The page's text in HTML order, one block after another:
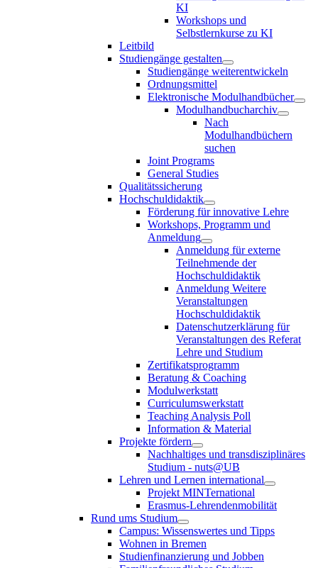
KI
Workshops und
Selbstlernkurse zu KI
Leitbild
Studiengänge gestalten
Studiengänge weiterentwickeln
Ordnungsmittel
Elektronische Modulhandbücher
Modulhandbucharchiv
Nach
Modulhandbüchern
suchen
Joint Programs
General Studies
Qualitätssicherung
Hochschuldidaktik
Förderung für innovative Lehre
Workshops, Programm und
Anmeldung
Anmeldung für externe
Teilnehmende der
Hochschuldidaktik
Anmeldung Weitere
Veranstaltungen
Hochschuldidaktik
Datenschutzerklärung für
Veranstaltungen des Referat
Lehre und Studium
Zertifikatsprogramm
Beratung & Coaching
Modulwerkstatt
Curriculumswerkstatt
Teaching Analysis Poll
Information & Material
Projekte fördern
Nachhaltiges und transdisziplinäres
Studium - nuts@UB
Lehren und Lernen international
Projekt MINTernational
Erasmus-Lehrendenmobilität
Rund ums Studium
Campus: Wissenswertes und Tipps
Wohnen in Bremen
Studienfinanzierung und Jobben